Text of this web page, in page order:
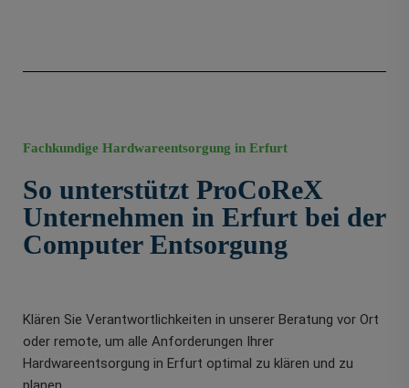
Fachkundige Hardwareentsorgung in Erfurt
So unterstützt ProCoReX
Unternehmen in Erfurt bei der
Computer Entsorgung
Klären Sie Verantwortlichkeiten in unserer Beratung vor Ort
oder remote, um alle Anforderungen Ihrer
Hardwareentsorgung in Erfurt optimal zu klären und zu